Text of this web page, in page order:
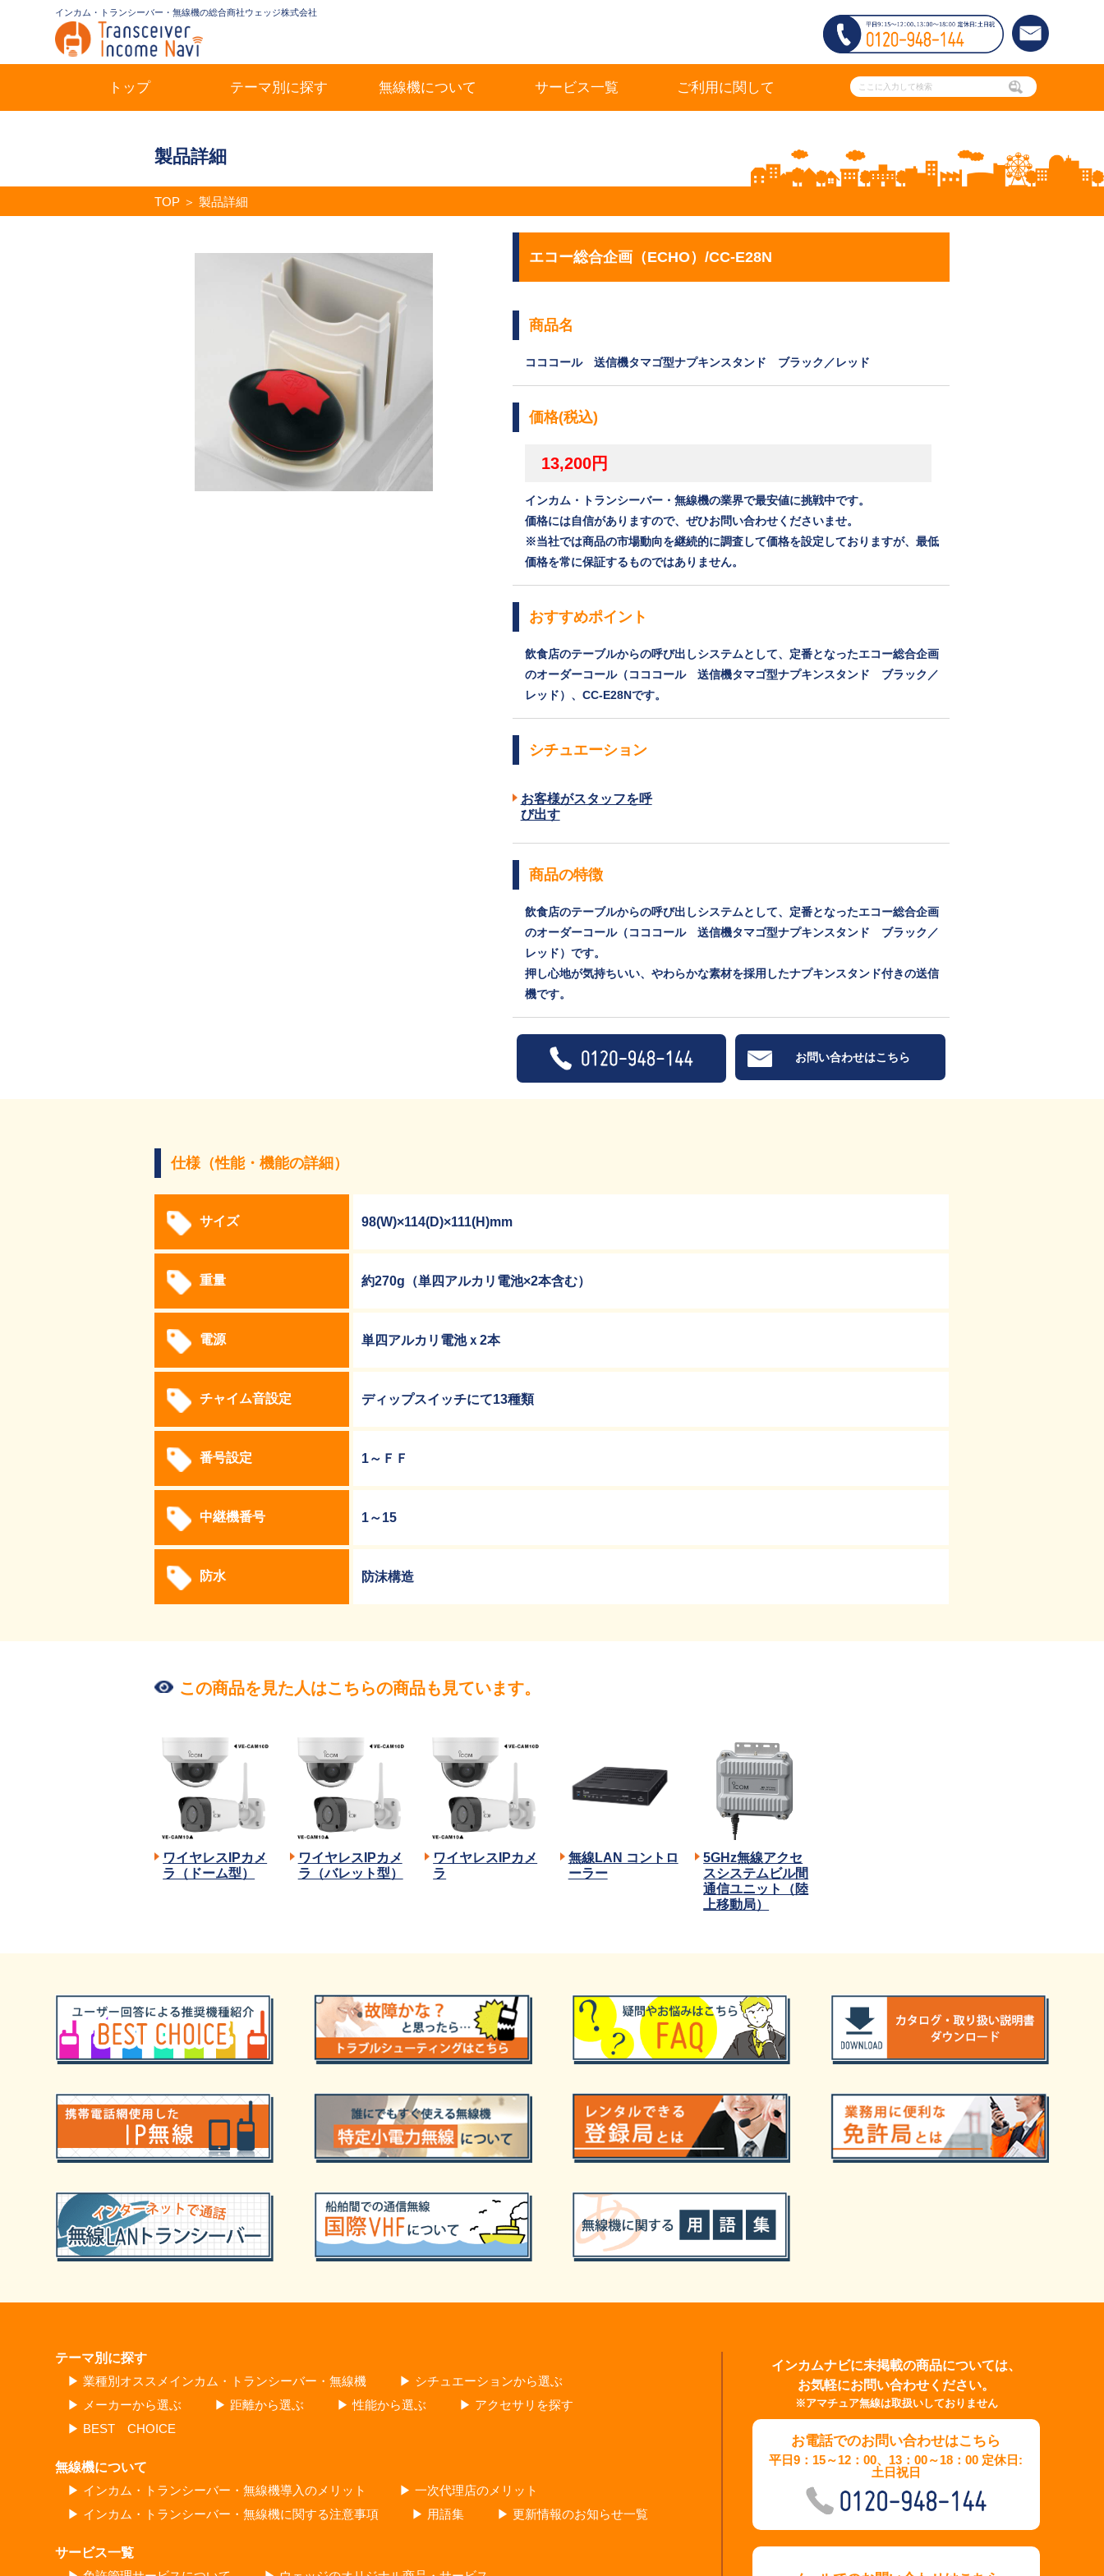
インカム・トランシーバー・無線機の総合商社ウェッジ株式会社
トップ テーマ別に探す 無線機について サービス一覧 ご利用に関して
製品詳細
TOP ＞製品詳細
エコー総合企画（ECHO）/CC-E28N
商品名
コココール 送信機タマゴ型ナプキンスタンド ブラック／レッド
価格(税込)
13,200円
インカム・トランシーバー・無線機の業界で最安値に挑戦中です。
価格には自信がありますので、ぜひお問い合わせくださいませ。
※当社では商品の市場動向を継続的に調査して価格を設定しておりますが、最低
価格を常に保証するものではありません。
おすすめポイント
飲食店のテーブルからの呼び出しシステムとして、定番となったエコー総合企画
のオーダーコール（コココール 送信機タマゴ型ナプキンスタンド ブラック／
レッド）、CC-E28Nです。
シチュエーション
お客様がスタッフを呼
び出す
商品の特徴
飲食店のテーブルからの呼び出しシステムとして、定番となったエコー総合企画
のオーダーコール（コココール 送信機タマゴ型ナプキンスタンド ブラック／
レッド）です。
押し心地が気持ちいい、やわらかな素材を採用したナプキンスタンド付きの送信
機です。
お問い合わせはこちら
仕様（性能・機能の詳細）
サイズ 98(W)×114(D)×111(H)mm
重量 約270g（単四アルカリ電池×2本含む）
電源 単四アルカリ電池ｘ2本
チャイム音設定 ディップスイッチにて13種類
番号設定 1～ＦＦ
中継機番号 1～15
防水 防沫構造
この商品を見た人はこちらの商品も見ています。
ワイヤレスIPカメ
ラ（ドーム型）
ワイヤレスIPカメ
ラ（バレット型）
ワイヤレスIPカメ
ラ
無線LAN コントロ
ーラー
5GHz無線アクセ
スシステムビル間
通信ユニット（陸
上移動局）
テーマ別に探す
▶ 業種別オススメインカム・トランシーバー・無線機
▶ シチュエーションから選ぶ
▶ メーカーから選ぶ
▶ 距離から選ぶ ▶ 性能から選ぶ
▶ アクセサリを探す
▶ BEST CHOICE
無線機について
▶ インカム・トランシーバー・無線機導入のメリット
▶ 一次代理店のメリット
▶ インカム・トランシーバー・無線機に関する注意事項
▶ 用語集 ▶ 更新情報のお知らせ一覧
サービス一覧
インカムナビに未掲載の商品については、
お気軽にお問い合わせください。
※アマチュア無線は取扱いしておりません
お電話でのお問い合わせはこちら
平日9：15～12：00、13：00～18：00 定休日:
土日祝日